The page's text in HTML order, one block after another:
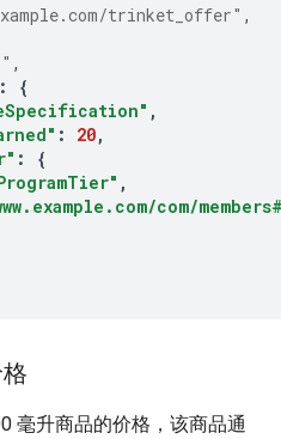
trinket_offer" ,
,
:
{
,
: 20,
:
{
,
com/
毫升商品的价格，该商品通